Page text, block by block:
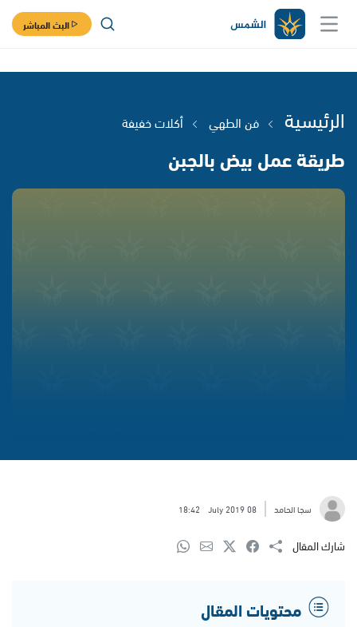
البث المباشر
الرئيسية فن الطهي أكلات خفيفة
طريقة عمل بيض بالجبن
سجا الحامد 08 July 2019
18:42
شارك المقال
محتويات المقال